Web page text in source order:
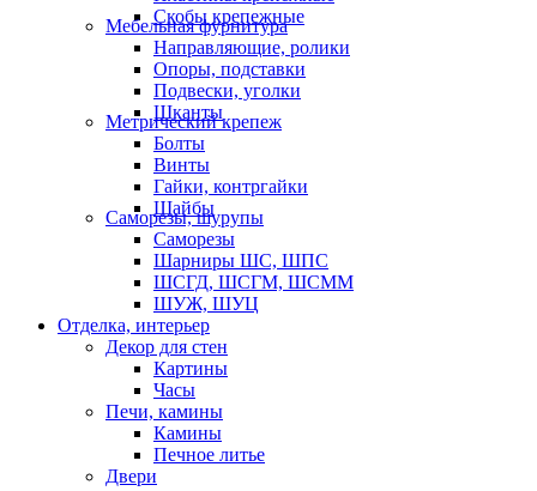
Скобы крепежные
Мебельная фурнитура
Направляющие, ролики
Опоры, подставки
Подвески, уголки
Шканты
Метрический крепеж
Болты
Винты
Гайки, контргайки
Шайбы
Саморезы, шурупы
Саморезы
Шарниры ШС, ШПС
ШСГД, ШСГМ, ШСММ
ШУЖ, ШУЦ
Отделка, интерьер
Декор для стен
Картины
Часы
Печи, камины
Камины
Печное литье
Двери